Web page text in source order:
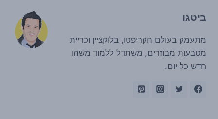
ביטגו
מתעמק בעולם הקריפטו, בלוקציין וכריית
מטבעות מבוזרים, משתדל ללמוד משהו
חדש כל יום.